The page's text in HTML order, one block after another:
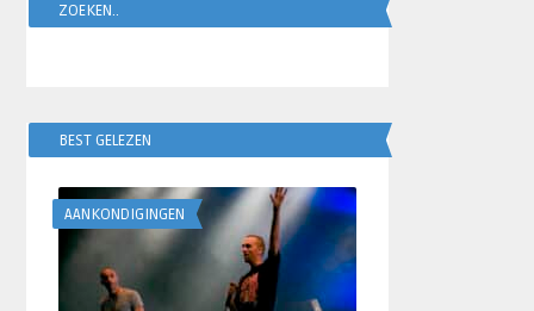
ZOEKEN..
BEST GELEZEN
AANKONDIGINGEN